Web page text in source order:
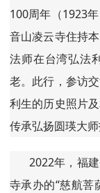
100周年（1923
音山凌云寺住持
法师在台湾弘法
老。此行，参访
利生的历史照片
传承弘扬圆瑛大
2022年，福
寺承办的“慈航菩